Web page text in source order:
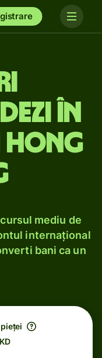
în
mediu de
internațional
bani ca un